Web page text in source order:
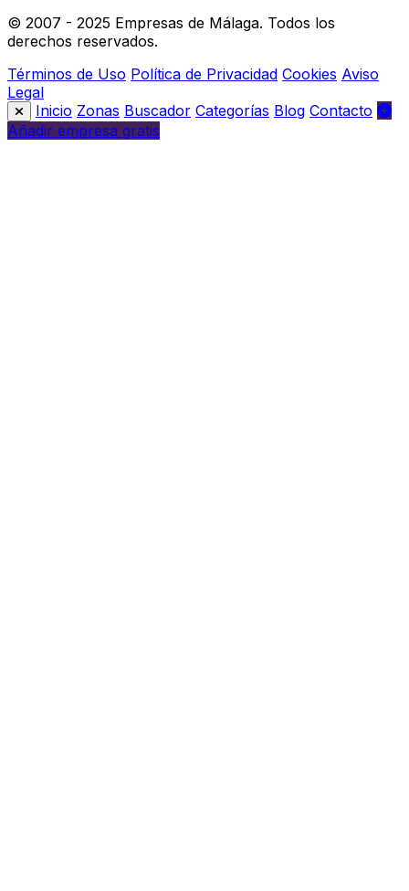
© 2007 - 2025 Empresas de Málaga. Todos los
derechos reservados.
Términos de Uso Política de Privacidad Cookies Aviso
Legal
Inicio Zonas Buscador Categorías Blog Contacto
Añadir empresa gratis